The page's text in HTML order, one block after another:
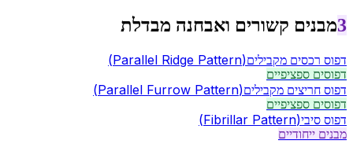
3מבנים קשורים ואבחנה מבדלת
דפוס רכסים מקבילים (Parallel Ridge Pattern)
דפוסים ספציפיים
דפוס חריצים מקבילים
(Parallel Furrow Pattern)
דפוסים ספציפיים
דפוס סיבי
(Fibrillar Pattern)
מבנים ייחודיים